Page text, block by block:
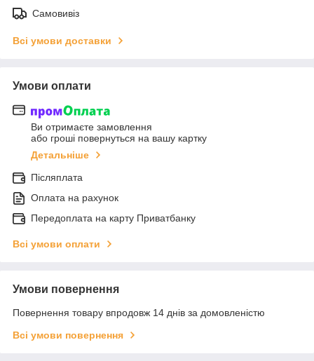
Самовивіз
Всі умови доставки
Умови оплати
Ви отримаєте замовлення
або гроші повернуться на вашу картку
Детальніше
Післяплата
Оплата на рахунок
Передоплата на карту Приватбанку
Всі умови оплати
Умови повернення
Повернення товару впродовж 14 днів за домовленістю
Всі умови повернення